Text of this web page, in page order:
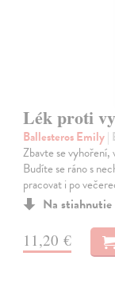
Lék proti
Ballesteros Emily|
Zbavte se vyhoření,
Budíte se ráno s
pracovat i po
Na stiahnutie
11,20 €